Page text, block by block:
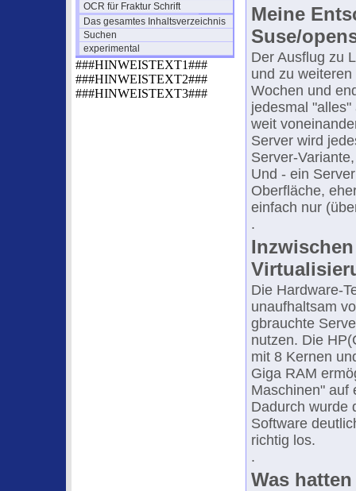
OCR für Fraktur Schrift
Das gesamtes Inhaltsverzeichnis
Suchen
experimental
###HINWEISTEXT1###
###HINWEISTEXT2###
###HINWEISTEXT3###
Meine
Suse/
Der Ausflug zu
und zu
Wochen und
jedesmal
weit
Server wird
Server-
Und - ein
Oberfläche,
einfach nur
.
Die Hardware-
unaufhaltsam
gbrauchte
nutzen. Die
mit 8 Kernen
Giga RAM
Maschinen" auf
Dadurch wurde
Software
richtig los.
.
Was